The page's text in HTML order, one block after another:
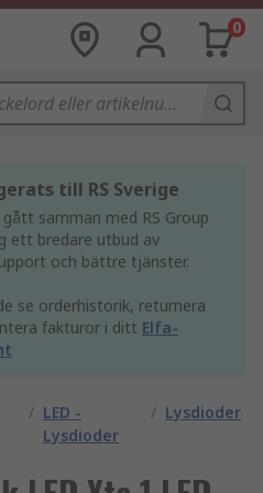
0
till RS Sverige
samman med RS Group
ett bredare utbud av
och bättre tjänster.
se orderhistorik, returnera
fakturor i ditt Elfa-
/ LED -
Lysdioder
/ Lysdioder